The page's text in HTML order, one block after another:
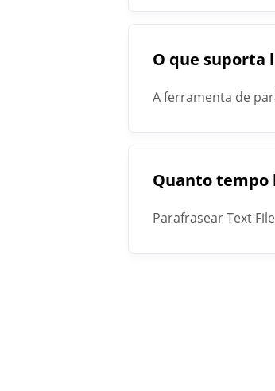
O que suporta
A ferramenta de
Quanto tempo
Parafrasear Text